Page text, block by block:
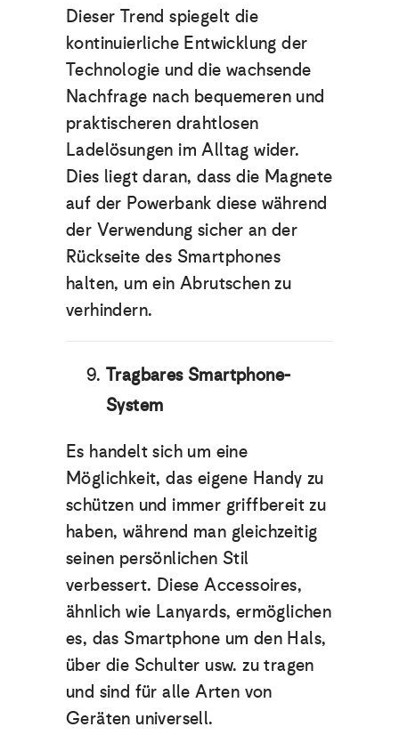
Dieser Trend spiegelt die
kontinuierliche Entwicklung der
Technologie und die wachsende
Nachfrage nach bequemeren und
praktischeren drahtlosen
Ladelösungen im Alltag wider.
Dies liegt daran, dass die Magnete
auf der Powerbank diese während
der Verwendung sicher an der
Rückseite des Smartphones
halten, um ein Abrutschen zu
verhindern.
Tragbares Smartphone-
System
Es handelt sich um eine
Möglichkeit, das eigene Handy zu
schützen und immer griffbereit zu
haben, während man gleichzeitig
seinen persönlichen Stil
verbessert. Diese Accessoires,
ähnlich wie Lanyards, ermöglichen
es, das Smartphone um den Hals,
über die Schulter usw. zu tragen
und sind für alle Arten von
Geräten universell.